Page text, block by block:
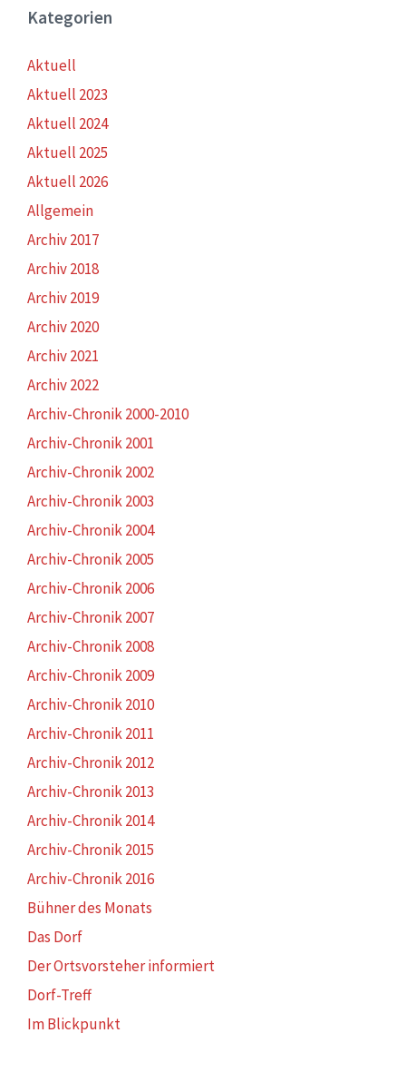
Kategorien
Aktuell
Aktuell 2023
Aktuell 2024
Aktuell 2025
Aktuell 2026
Allgemein
Archiv 2017
Archiv 2018
Archiv 2019
Archiv 2020
Archiv 2021
Archiv 2022
Archiv-Chronik 2000-2010
Archiv-Chronik 2001
Archiv-Chronik 2002
Archiv-Chronik 2003
Archiv-Chronik 2004
Archiv-Chronik 2005
Archiv-Chronik 2006
Archiv-Chronik 2007
Archiv-Chronik 2008
Archiv-Chronik 2009
Archiv-Chronik 2010
Archiv-Chronik 2011
Archiv-Chronik 2012
Archiv-Chronik 2013
Archiv-Chronik 2014
Archiv-Chronik 2015
Archiv-Chronik 2016
Bühner des Monats
Das Dorf
Der Ortsvorsteher informiert
Dorf-Treff
Im Blickpunkt